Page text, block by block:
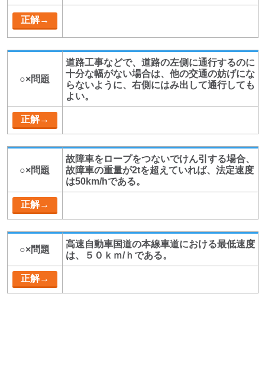
○×問題
道路工事などで、道路の左側に通行するのに
十分な幅がない場合は、他の交通の妨げにな
らないように、右側にはみ出して通行しても
よい。
○×問題
故障車をロープをつないでけん引する場合、
故障車の重量が2tを超えていれば、法定速度
は50km/hである。
○×問題
高速自動車国道の本線車道における最低速度
は、５０ｋｍ/ｈである。